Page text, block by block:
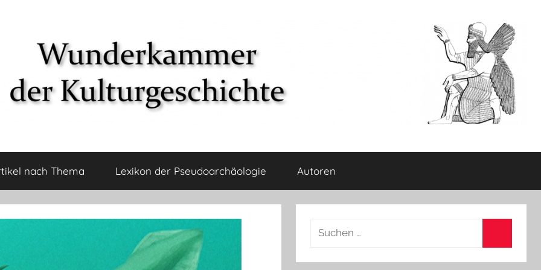
nach Thema Lexikon der Pseudoarchäologie Autoren
Suchen